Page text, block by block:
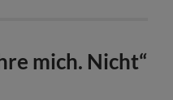
mich. Nicht“